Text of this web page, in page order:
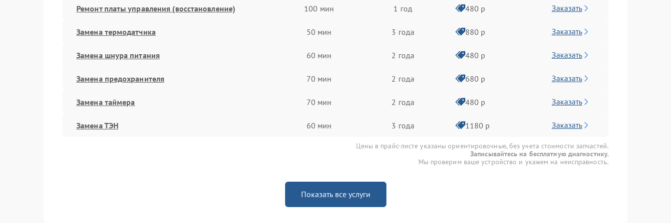
Ремонт платы управления (восстановление) 100 мин 1 год 480 р Заказать
Замена термодатчика 50 мин 3 года 880 р Заказать
Замена шнура питания 60 мин 2 года 480 р Заказать
Замена предохранителя 70 мин 2 года 680 р Заказать
Замена таймера 70 мин 2 года 480 р Заказать
Замена ТЭН 60 мин 3 года 1180 р Заказать
Цены в прайс-листе указаны ориентировочные, без учета стоимости запчастей.
Записывайтесь на бесплатную диагностику.
Мы проверим ваше устройство и укажем на неисправность.
Показать все услуги